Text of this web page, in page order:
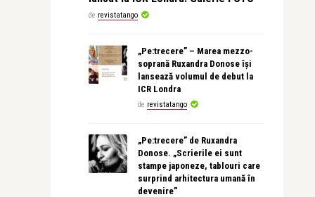
de revistatango
„Pe:trecere” – Marea mezzo-
soprană Ruxandra Donose își
lansează volumul de debut la
ICR Londra
de revistatango
„Pe:trecere” de Ruxandra
Donose. „Scrierile ei sunt
stampe japoneze, tablouri care
surprind arhitectura umană în
devenire”